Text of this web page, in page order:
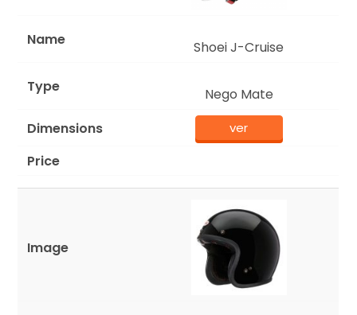
Shoei J-Cruise
Nego Mate
ver